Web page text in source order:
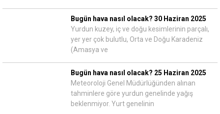
Bugün hava nasıl olacak? 30 Haziran 2025
Yurdun kuzey, iç ve doğu kesimlerinin parçalı,
yer yer çok bulutlu, Orta ve Doğu Karadeniz
(Amasya ve
Bugün hava nasıl olacak? 25 Haziran 2025
Meteoroloji Genel Müdürlüğünden alınan
tahminlere göre yurdun genelinde yağış
beklenmiyor. Yurt genelinin